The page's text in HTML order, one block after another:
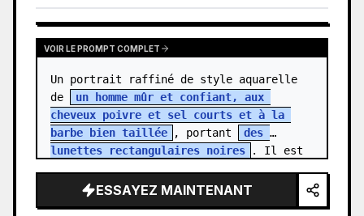
VOIR LE PROMPT COMPLET
Un portrait raffiné de style aquarelle
de
un homme mûr et confiant, aux
cheveux poivre et sel courts et à la
barbe bien taillée
, portant
des
lunettes rectangulaires noires
. Il est
ESSAYEZ MAINTENANT